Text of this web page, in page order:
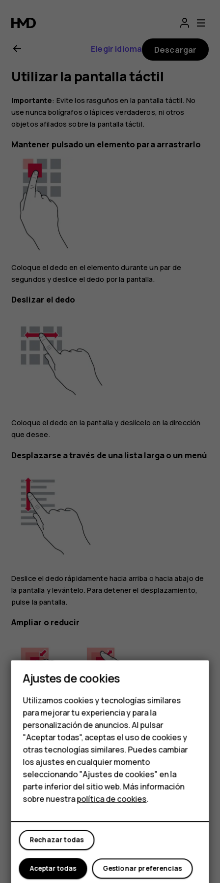
Guía
del
usuario
de
Nokia
2.1
Smartphones
Teléfonos clásicos
Teléfonos para
personas mayores
Accesorios
HMD Terra M
Para empresas
Tabletas
Tienda
Mi cuenta
Elegir idioma Descargar
Utilizar la pantalla táctil
Importante: Evite los rasguños en la pantalla táctil. No
use nunca bolígrafos o lápices verdaderos, ni otros
objetos afilados sobre la pantalla táctil.
Mantener pulsado un elemento para arrastrarlo
Coloque el dedo en el elemento durante un par de
segundos y deslice el dedo por la pantalla.
Deslizar el dedo
Coloque el dedo en la pantalla y deslícelo en la dirección
que desee.
Desplazarse a través de una lista larga o un menú
Deslice el dedo rápidamente hacia arriba o hacia abajo de
la pantalla y levántelo. Para detener el desplazamiento,
pulse la pantalla.
Ampliar o reducir
Coloque dos dedos sobre algún elemento, como un
mapa, una foto o una página web, y deslice los dedos para
separarlos o juntarlos.
Bloquear la orientación de la pantalla
90 grados.
Para bloquear la pantalla en modo de vista vertical, deslice
los dedos en sentido descendente desde la parte
superior de la pantalla y toqueGirar automáticamente
para cambiar aVertical.
Ajustes de cookies
Utilizamos cookies y tecnologías similares
para mejorar tu experiencia y para la
personalización de anuncios. Al pulsar
"Aceptar todas", aceptas el uso de cookies y
otras tecnologías similares. Puedes cambiar
los ajustes en cualquier momento
seleccionando "Ajustes de cookies" en la
parte inferior del sitio web. Más información
sobre nuestrapolítica de cookies.
Rechazar todas
Gestionar preferencias
Aceptar todas